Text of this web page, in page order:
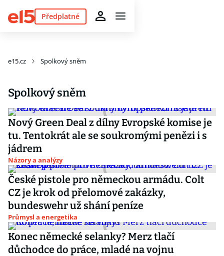
Předplatné
e15.cz Spolkový sněm
Spolkový sněm
Nový Green Deal z dílny Evropské komise je
tu. Tentokrát ale se soukromými penězi i s
jádrem
Názory a analýzy
České pistole pro německou armádu. Colt
CZ je krok od přelomové zakázky,
bundeswehr už shání peníze
Průmysl a energetika
Konec německé selanky? Merz tlačí
důchodce do práce, mladé na vojnu